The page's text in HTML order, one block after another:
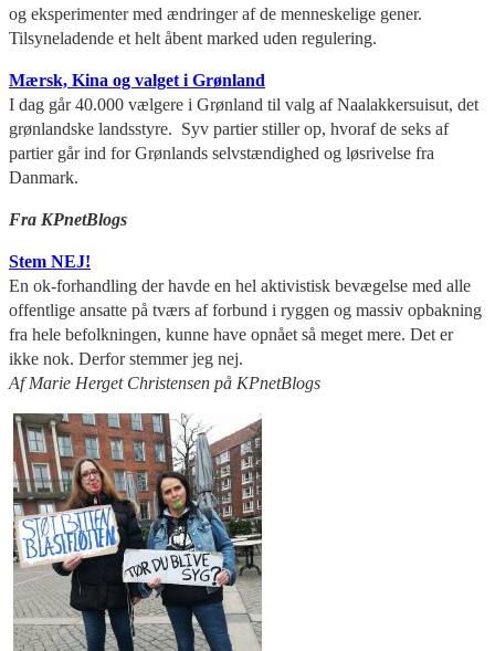
og eksperimenter med ændringer af de menneskelige gener.
Tilsyneladende et helt åbent marked uden regulering.
Mærsk, Kina og valget i Grønland
I dag går 40.000 vælgere i Grønland til valg af Naalakkersuisut, det
grønlandske landsstyre. Syv partier stiller op, hvoraf de seks af
partier går ind for Grønlands selvstændighed og løsrivelse fra
Danmark.
Fra KPnetBlogs
Stem NEJ!
En ok-forhandling der havde en hel aktivistisk bevægelse med alle
offentlige ansatte på tværs af forbund i ryggen og massiv opbakning
fra hele befolkningen, kunne have opnået så meget mere. Det er
ikke nok. Derfor stemmer jeg nej.
Af Marie Herget Christensen på KPnetBlogs